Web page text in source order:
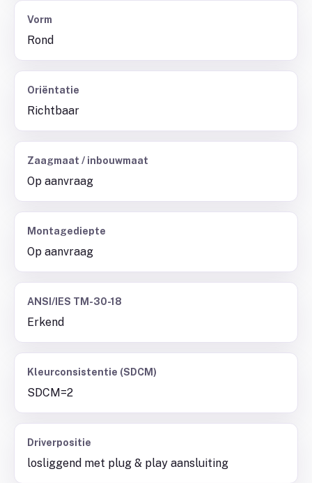
Vorm
Rond
Oriëntatie
Richtbaar
Zaagmaat / inbouwmaat
Op aanvraag
Montagediepte
Op aanvraag
ANSI/IES TM-30-18
Erkend
Kleurconsistentie (SDCM)
SDCM=2
Driverpositie
losliggend met plug & play aansluiting